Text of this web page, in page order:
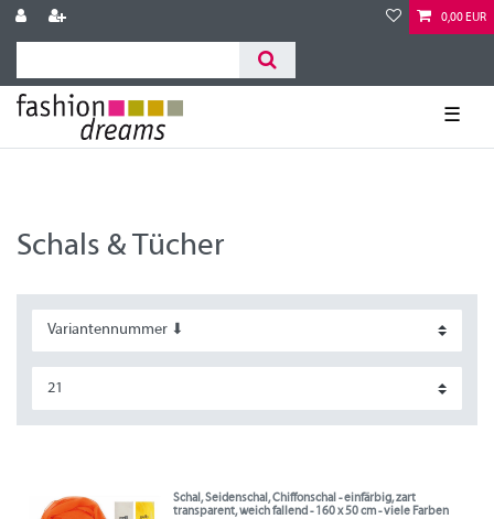
0,00 EUR
☰
Schals & Tücher
Schal, Seidenschal, Chiffonschal - einfärbig, zart
transparent, weich fallend - 160 x 50 cm - viele Farben